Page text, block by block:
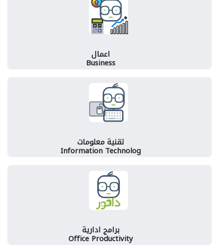
اعمال
Business
تقنية معلومات
Information Technolog
برامج ادارية
Office Productivity